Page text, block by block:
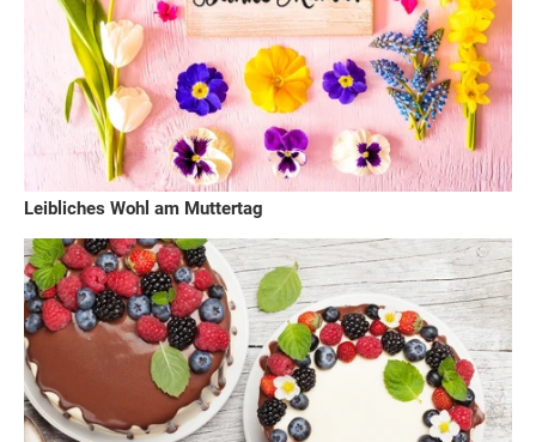
Leibliches Wohl am Muttertag